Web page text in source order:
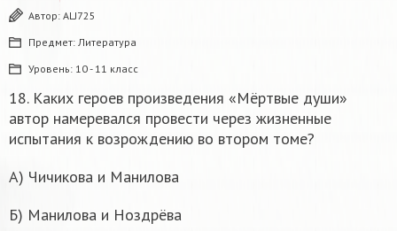
Автор: ALJ725
Предмет: Литература
Уровень: 10 - 11 класс
18. Каких героев произведения «Мёртвые души»
автор намеревался провести через жизненные
испытания к возрождению во втором томе?
А) Чичикова и Манилова
Б) Манилова и Ноздрёва